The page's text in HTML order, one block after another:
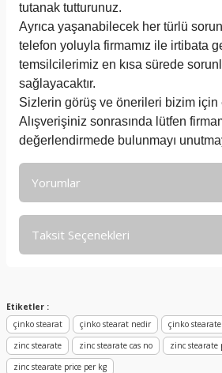
tutanak tutturunuz.
Ayrıca yaşanabilecek her türlü
telefon yoluyla firmamız ile irtibata
temsilcilerimiz en kısa sürede
sağlayacaktır.
Sizlerin görüş ve önerileri bizim için
Alışverişiniz sonrasında lütfen
değerlendirmede bulunmayı
Yorumlar
Taksit Seçenekleri
Etiketler :
çinko stearat
çinko stearat nedir çinko stearate
zinc stearate
zinc stearate cas no
zinc stearate
zinc stearate price per kg